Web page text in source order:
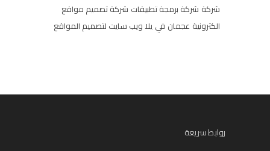
شركة شركة برمجة تطبيقات شركة تصميم مواقع
الكترونية عجمان في يلا ويب سايت لتصميم المواقع
روابط سريعة